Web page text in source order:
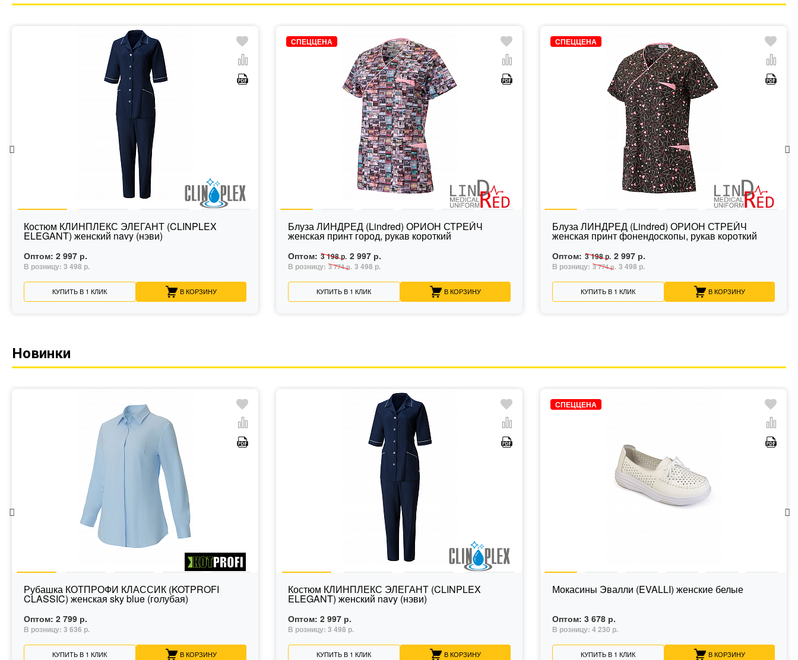
Костюм КЛИНПЛЕКС ЭЛЕГАНТ (CLINPLEX
ELEGANT) женский navy (нэви)
Оптом: 2 997 р.
В розницу: 3 498 р.
КУПИТЬ В 1 КЛИК В КОРЗИНУ
СПЕЦЦЕНА
Блуза ЛИНДРЕД (Lindred) ОРИОН СТРЕЙЧ
женская принт город, рукав короткий
Оптом: 3 198 р. 2 997 р.
В розницу: 3 774 р. 3 498 р.
КУПИТЬ В 1 КЛИК В КОРЗИНУ
СПЕЦЦЕНА
Блуза ЛИНДРЕД (Lindred) ОРИОН СТРЕЙЧ
женская принт фонендоскопы, рукав короткий
Оптом: 3 198 р. 2 997 р.
В розницу: 3 774 р. 3 498 р.
КУПИТЬ В 1 КЛИК В КОРЗИНУ
Новинки
Рубашка КОТПРОФИ КЛАССИК (KOTPROFI
CLASSIC) женская sky blue (голубая)
Оптом: 2 799 р.
В розницу: 3 636 р.
КУПИТЬ В 1 КЛИК В КОРЗИНУ
Костюм КЛИНПЛЕКС ЭЛЕГАНТ (CLINPLEX
ELEGANT) женский navy (нэви)
Оптом: 2 997 р.
В розницу: 3 498 р.
КУПИТЬ В 1 КЛИК В КОРЗИНУ
СПЕЦЦЕНА
Мокасины Эвалли (EVALLI) женские белые
Оптом: 3 678 р.
В розницу: 4 230 р.
КУПИТЬ В 1 КЛИК В КОРЗИНУ